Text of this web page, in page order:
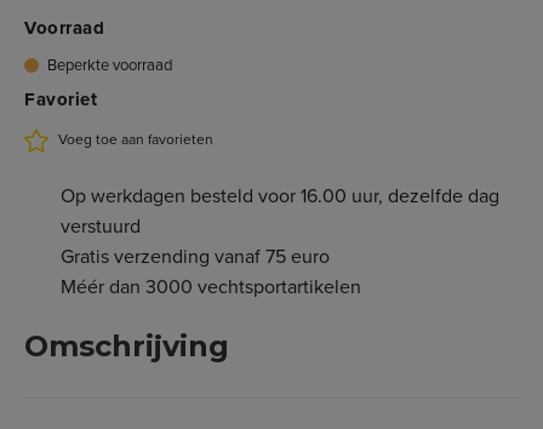
Voorraad
Beperkte voorraad
Favoriet
Voeg toe aan favorieten
Op werkdagen besteld voor 16.00 uur, dezelfde dag
verstuurd
Gratis verzending vanaf 75 euro
Méér dan 3000 vechtsportartikelen
Omschrijving